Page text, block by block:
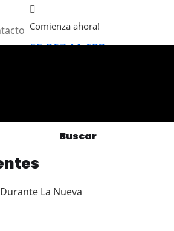
Comienza ahora!
55 367 11 623
Buscar
La Nueva